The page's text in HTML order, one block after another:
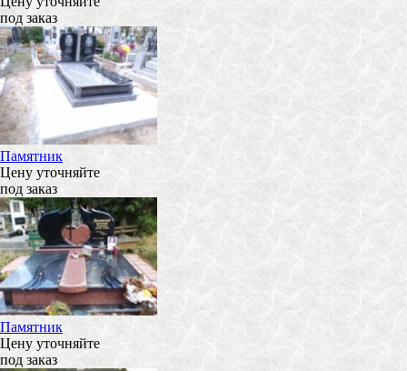
под заказ
Памятник
Цену уточняйте
под заказ
Памятник
Цену уточняйте
под заказ